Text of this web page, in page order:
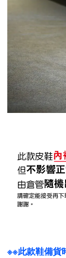
※※此款鞋備貨